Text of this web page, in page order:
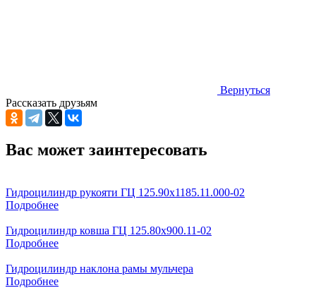
Вернуться
Рассказать друзьям
Вас может заинтересовать
Гидроцилиндр рукояти ГЦ 125.90х1185.11.000-02
Подробнее
Гидроцилиндр ковша ГЦ 125.80х900.11-02
Подробнее
Гидроцилиндр наклона рамы мульчера
Подробнее